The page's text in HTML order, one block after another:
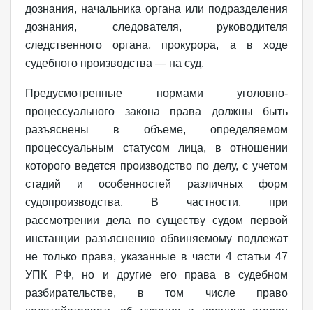
дознания, начальника органа или подразделения
дознания, следователя, руководителя
следственного органа, прокурора, а в ходе
судебного производства — на суд.
Предусмотренные нормами уголовно-
процессуального закона права должны быть
разъяснены в объеме, определяемом
процессуальным статусом лица, в отношении
которого ведется производство по делу, с учетом
стадий и особенностей различных форм
судопроизводства. В частности, при
рассмотрении дела по существу судом первой
инстанции разъяснению обвиняемому подлежат
не только права, указанные в части 4 статьи 47
УПК РФ, но и другие его права в судебном
разбирательстве, в том числе право